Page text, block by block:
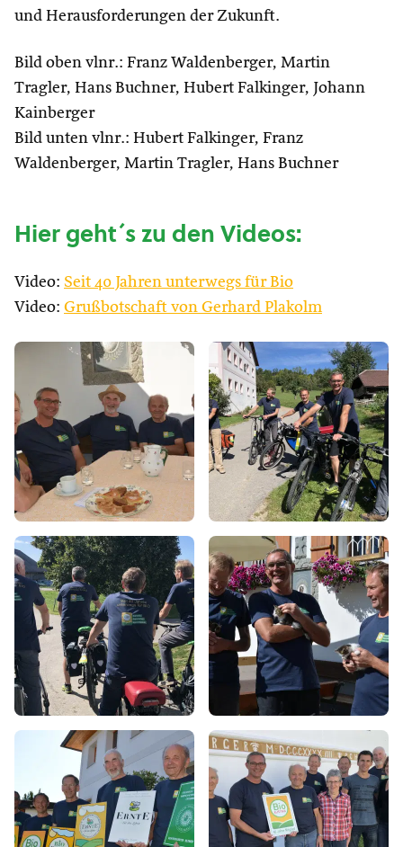
und Herausforderungen der Zukunft.
Bild oben vlnr.: Franz Waldenberger, Martin
Tragler, Hans Buchner, Hubert Falkinger, Johann
Kainberger
Bild unten vlnr.: Hubert Falkinger, Franz
Waldenberger, Martin Tragler, Hans Buchner
Hier geht´s zu den Videos:
Video: Seit 40 Jahren unterwegs für Bio
Video: Grußbotschaft von Gerhard Plakolm